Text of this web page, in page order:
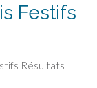
Festifs
Résultats